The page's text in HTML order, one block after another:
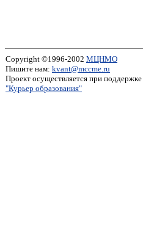
Copyright ©1996-2002 МЦНМО
Пишите нам: kvant@mccme.ru
Проект осуществляется при поддержке
"Курьер образования"